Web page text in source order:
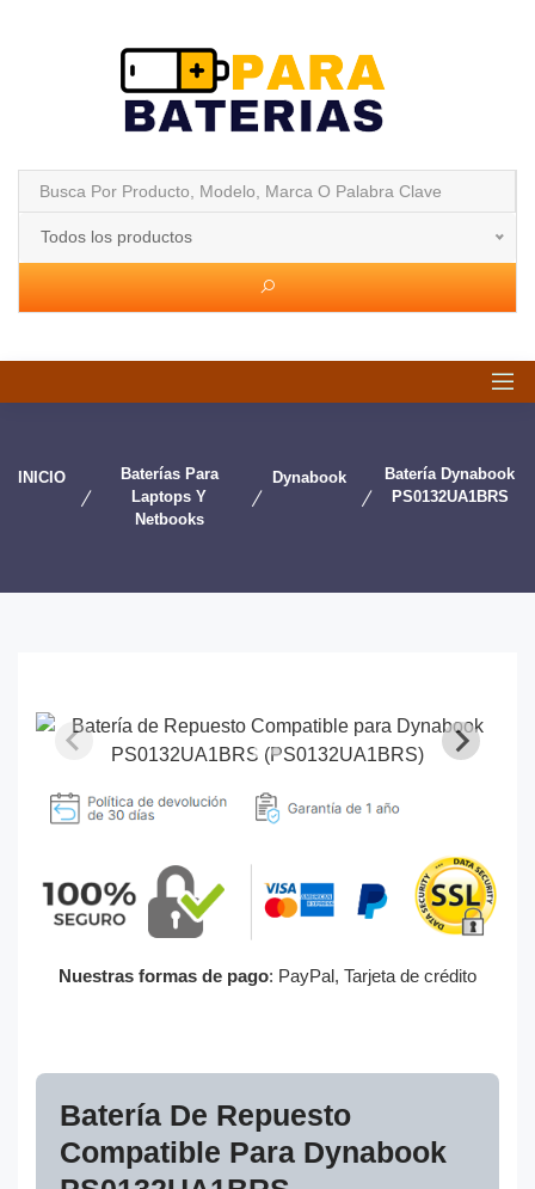
Todos los productos
INICIO
Baterías Para
Laptops Y
Netbooks
Dynabook
Batería Dynabook
PS0132UA1BRS
Nuestras formas de pago: PayPal, Tarjeta de crédito
Batería De Repuesto
Compatible Para Dynabook